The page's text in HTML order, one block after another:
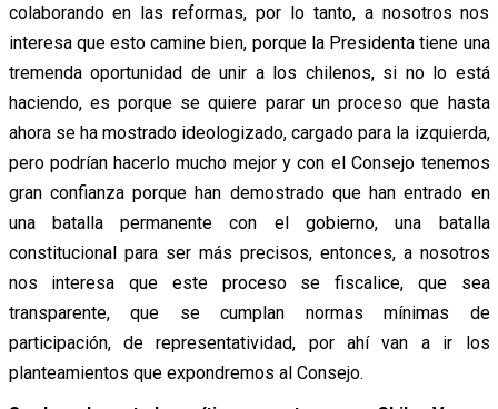
colaborando en las reformas, por lo tanto, a nosotros nos
interesa que esto camine bien, porque la Presidenta tiene una
tremenda oportunidad de unir a los chilenos, si no lo está
haciendo, es porque se quiere parar un proceso que hasta
ahora se ha mostrado ideologizado, cargado para la izquierda,
pero podrían hacerlo mucho mejor y con el Consejo tenemos
gran confianza porque han demostrado que han entrado en
una batalla permanente con el gobierno, una batalla
constitucional para ser más precisos, entonces, a nosotros
nos interesa que este proceso se fiscalice, que sea
transparente, que se cumplan normas mínimas de
participación, de representatividad, por ahí van a ir los
planteamientos que expondremos al Consejo.